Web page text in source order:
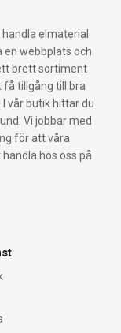
elmaterial
en webbplats och
brett sortiment
tillgång till bra
vår butik hittar du
Vi jobbar med
för att våra
hos oss på